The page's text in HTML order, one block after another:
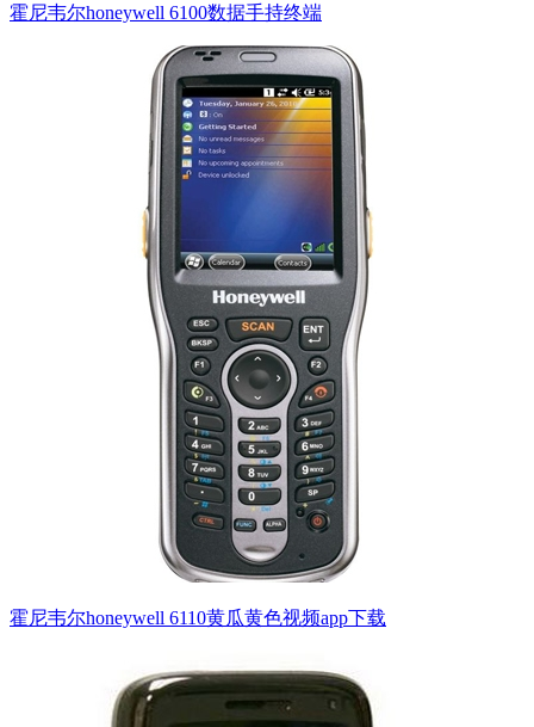
霍尼韦尔honeywell 6100数据手持终端
霍尼韦尔honeywell 6110黄瓜黄色视频app下载